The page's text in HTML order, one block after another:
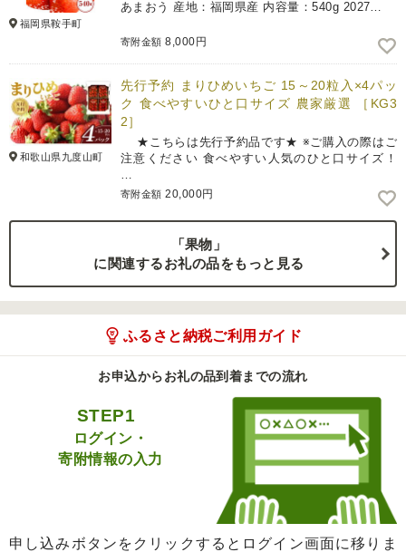
福岡県鞍手町
あまおう 産地：福岡県産 内容量：540g 2027…
寄附金額 8,000円
和歌山県九度山町
先行予約 まりひめいちご 15～20粒入×4パッ
ク 食べやすいひと口サイズ 農家厳選 ［KG3
2］
★こちらは先行予約品です★ ※ご購入の際はご
注意ください 食べやすい人気のひと口サイズ！
…
寄附金額 20,000円
「果物」
に関連するお礼の品をもっと見る
ふるさと納税ご利用ガイド
お申込からお礼の品到着までの流れ
STEP1
ログイン・
寄附情報の入力
申し込みボタンをクリックするとログイン画面に移りま